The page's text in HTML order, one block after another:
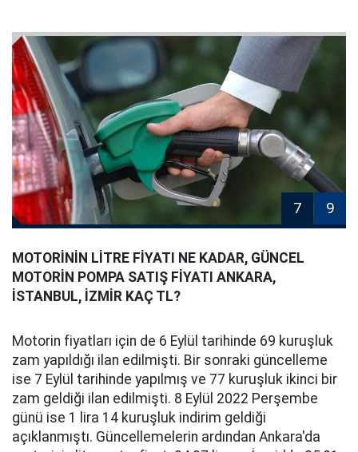
7 9
MOTORİNİN LİTRE FİYATI NE KADAR, GÜNCEL
MOTORİN POMPA SATIŞ FİYATI ANKARA,
İSTANBUL, İZMİR KAÇ TL?
Motorin fiyatları için de 6 Eylül tarihinde 69 kuruşluk
zam yapıldığı ilan edilmişti. Bir sonraki güncelleme
ise 7 Eylül tarihinde yapılmış ve 77 kuruşluk ikinci bir
zam geldiği ilan edilmişti. 8 Eylül 2022 Perşembe
günü ise 1 lira 14 kuruşluk indirim geldiği
açıklanmıştı. Güncellemelerin ardından Ankara'da